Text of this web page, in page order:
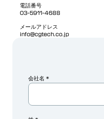
電話番号
03-5911-4688
メールアドレス
info@cgtech.co.jp